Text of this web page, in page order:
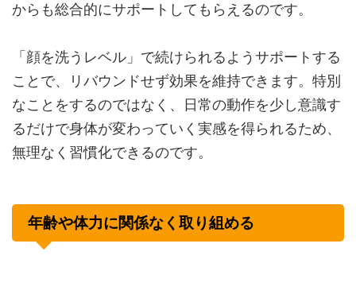
からも総合的にサポートしてもらえるのです。
「顔を洗うレベル」で続けられるようサポートする
ことで、リバウンドせず効果を維持できます。特別
なことをするのではなく、日常の動作を少し意識す
るだけで身体が変わっていく実感を得られるため、
無理なく習慣化できるのです。
年齢や体力に関係なく取り組める